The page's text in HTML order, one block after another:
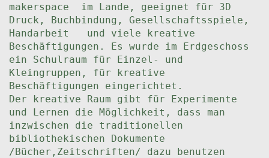
makerspace im Lande, geeignet für 3D
Druck, Buchbindung, Gesellschaftsspiele,
Handarbeit und viele kreative
Beschäftigungen. Es wurde im Erdgeschoss
ein Schulraum für Einzel- und
Kleingruppen, für kreative
Beschäftigungen eingerichtet.
Der kreative Raum gibt für Experimente
und Lernen die Möglichkeit, dass man
inzwischen die traditionellen
bibliothekischen Dokumente
/Bücher,Zeitschriften/ dazu benutzen